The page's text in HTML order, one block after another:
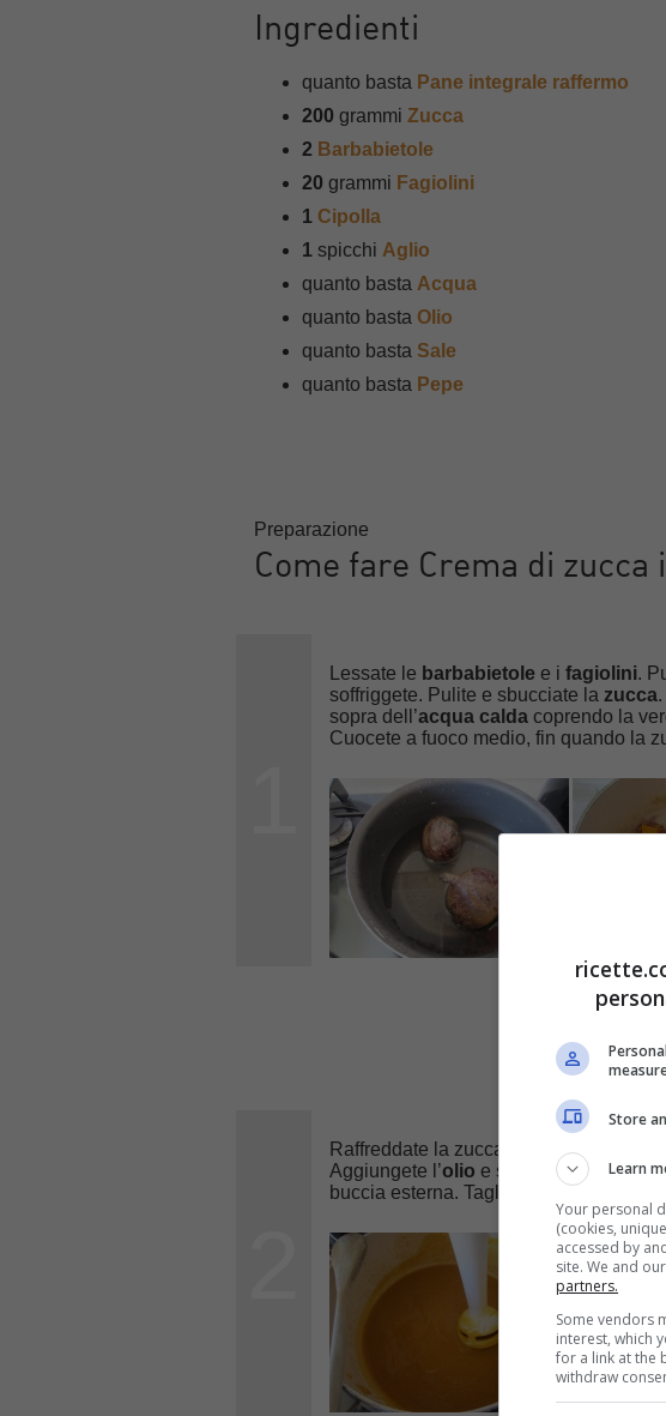
Ingredienti
quanto basta Pane integrale raffermo
200 grammi Zucca
2 Barbabietole
20 grammi Fagiolini
1 Cipolla
1 spicchi Aglio
quanto basta Acqua
quanto basta Olio
quanto basta Sale
quanto basta Pepe
Preparazione
Come fare Crema di zucca
Lessate le barbabietolee i fagiolini.
soffriggete. Pulite e sbucciate lazucca
sopra dell’acqua calda coprendo la
Cuocete a fuoco medio, fin quando la
Raffreddate la zucca e frullatela con
Aggiungete l’olio e se necesario
buccia esterna. Tagliatele a fette sottili
Store
Learn
Your personal
(cookies,
accessed by
site. We and
partners.
Some vendors
interest, which
for a link at the
withdraw